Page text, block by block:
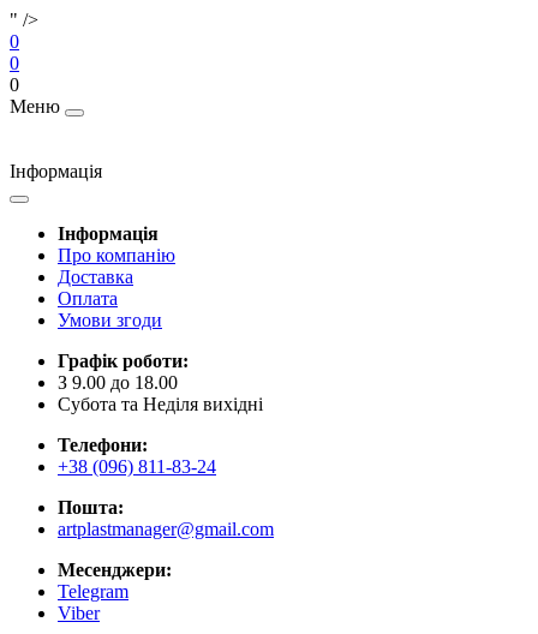
" />
0
0
0
Меню
Інформація
Інформація
Про компанію
Доставка
Оплата
Умови згоди
Графік роботи:
З 9.00 до 18.00
Субота та Неділя вихідні
Телефони:
+38 (096) 811-83-24
Пошта:
artplastmanager@gmail.com
Месенджери:
Telegram
Viber